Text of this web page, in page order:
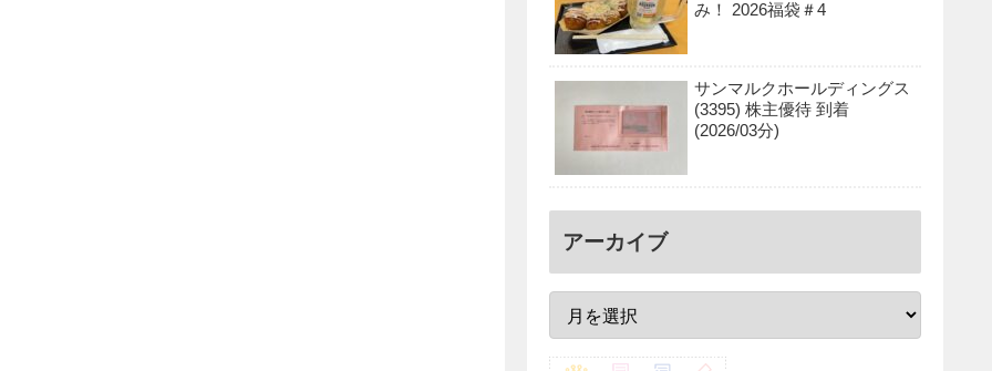
み！ 2026福袋＃4
サンマルクホールディングス
(3395) 株主優待 到着
(2026/03分)
アーカイブ